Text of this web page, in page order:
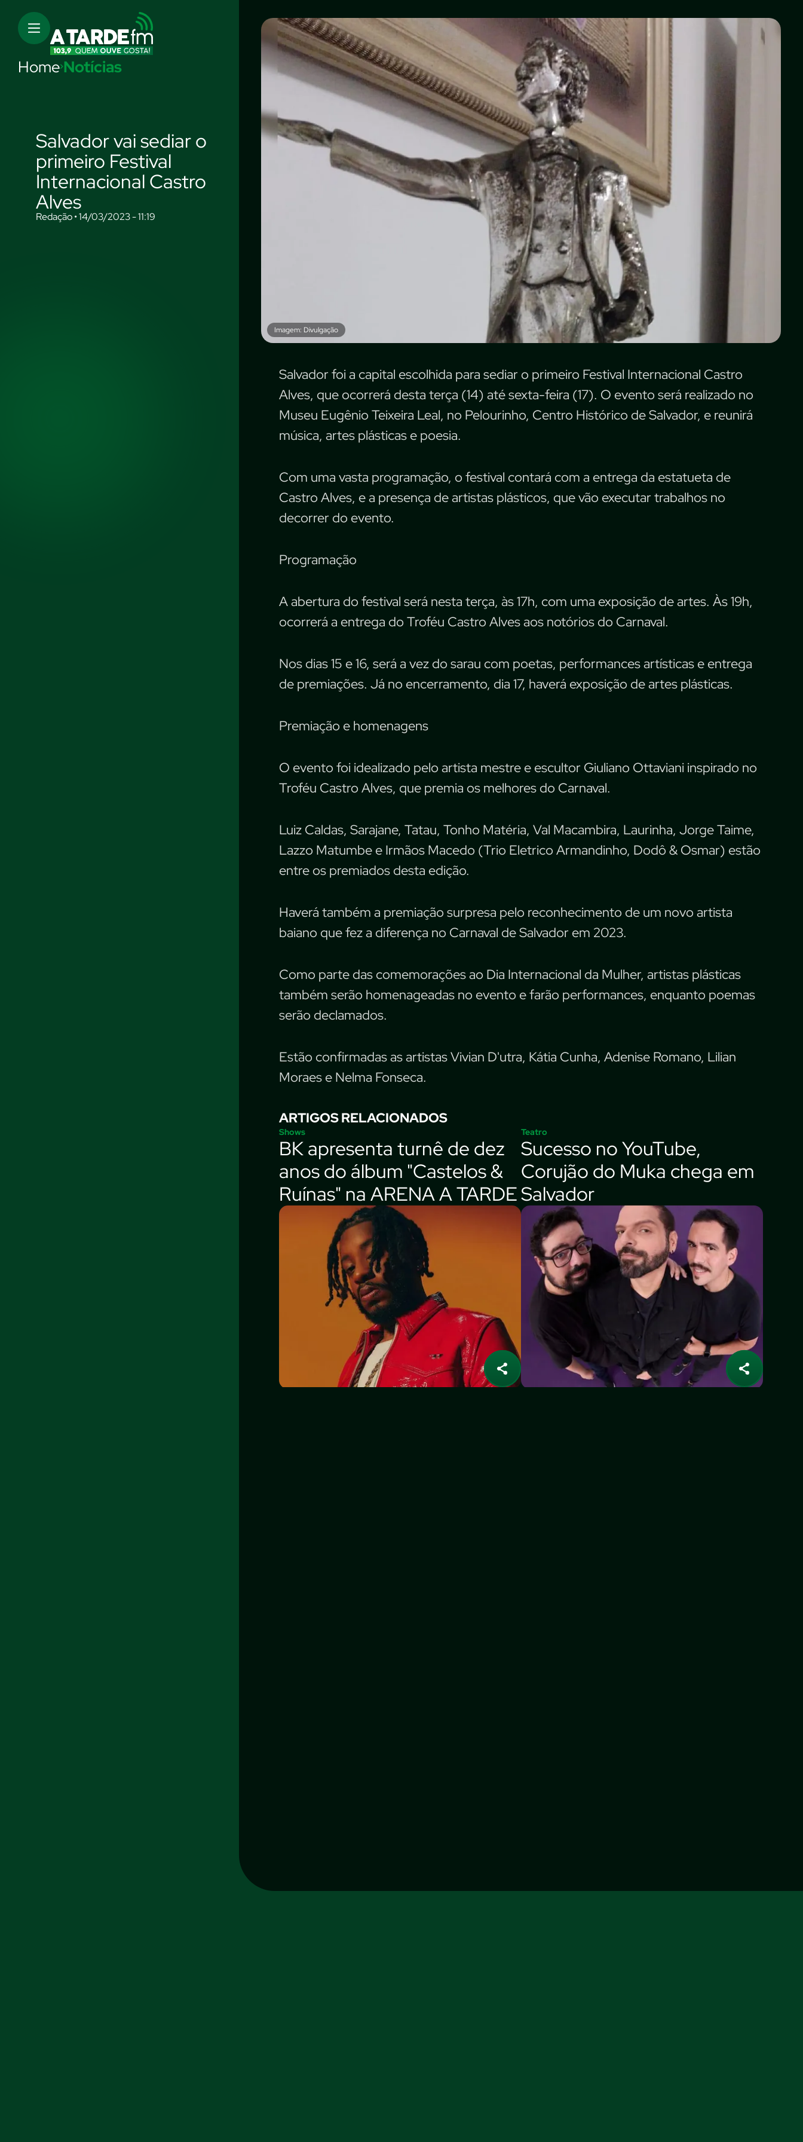
Home Notícias
Salvador vai sediar o
primeiro Festival
Internacional Castro
Alves
Redação • 14/03/2023 - 11:19
Imagem: Divulgação
Salvador foi a capital escolhida para sediar o primeiro Festival Internacional Castro
Alves, que ocorrerá desta terça (14) até sexta-feira (17). O evento será realizado no
Museu Eugênio Teixeira Leal, no Pelourinho, Centro Histórico de Salvador, e reunirá
música, artes plásticas e poesia.
Com uma vasta programação, o festival contará com a entrega da estatueta de
Castro Alves, e a presença de artistas plásticos, que vão executar trabalhos no
decorrer do evento.
Programação
A abertura do festival será nesta terça, às 17h, com uma exposição de artes. Às 19h,
ocorrerá a entrega do Troféu Castro Alves aos notórios do Carnaval.
Nos dias 15 e 16, será a vez do sarau com poetas, performances artísticas e entrega
de premiações. Já no encerramento, dia 17, haverá exposição de artes plásticas.
Premiação e homenagens
O evento foi idealizado pelo artista mestre e escultor Giuliano Ottaviani inspirado no
Troféu Castro Alves, que premia os melhores do Carnaval.
Luiz Caldas, Sarajane, Tatau, Tonho Matéria, Val Macambira, Laurinha, Jorge Taime,
Lazzo Matumbe e Irmãos Macedo (Trio Eletrico Armandinho, Dodô & Osmar) estão
entre os premiados desta edição.
Haverá também a premiação surpresa pelo reconhecimento de um novo artista
baiano que fez a diferença no Carnaval de Salvador em 2023.
Como parte das comemorações ao Dia Internacional da Mulher, artistas plásticas
também serão homenageadas no evento e farão performances, enquanto poemas
serão declamados.
Estão confirmadas as artistas Vivian D'utra, Kátia Cunha, Adenise Romano, Lilian
Moraes e Nelma Fonseca.
ARTIGOS RELACIONADOS
Shows
BK apresenta turnê de dez
anos do álbum "Castelos &
Ruínas" na ARENA A TARDE
Teatro
Sucesso no YouTube,
Corujão do Muka chega em
Salvador